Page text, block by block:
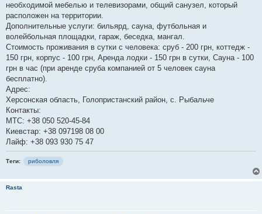
необходимой мебелью и телевизорами, общий санузел, который
расположен на территории.
Дополнительные услуги: бильярд, сауна, футбольная и
волейбольная площадки, гараж, беседка, мангал.
Стоимость проживания в сутки с человека: сруб - 200 грн, коттедж -
150 грн, корпус - 100 грн, Аренда лодки - 150 грн в сутки, Сауна - 100
грн в час (при аренде сруба компанией от 5 человек сауна
бесплатно).
Адрес:
Херсонская область, Голопристанский район, с. Рыбальче
Контакты:
МТС: +38 050 520-45-84
Киевстар: +38 097198 08 00
Лайф: +38 093 930 75 47
Теги: риболовля
Rasta